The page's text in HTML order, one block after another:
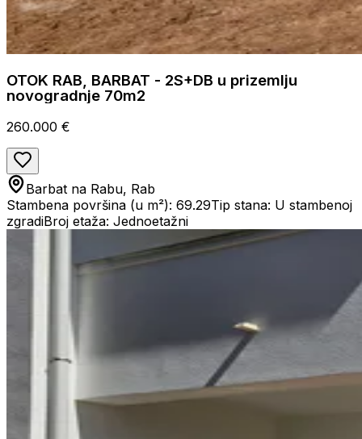
OTOK RAB, BARBAT - 2S+DB u prizemlju
novogradnje 70m2
260.000 €
Barbat na Rabu, Rab
Stambena površina (u m²): 69.29Tip stana: U stambenoj
zgradiBroj etaža: Jednoetažni